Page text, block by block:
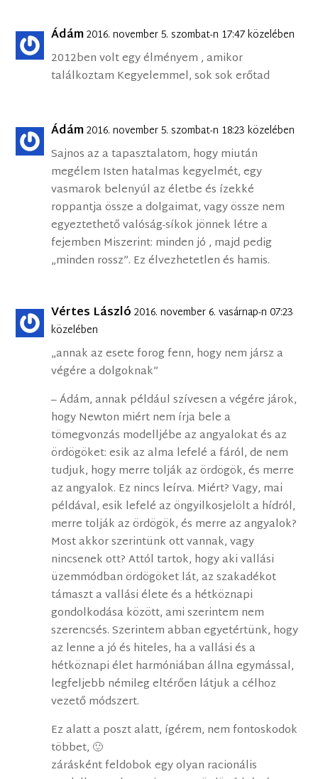
Ádám2016. november 5. szombat-n 17:47 közelében
2012ben volt egy élményem , amikor
találkoztam Kegyelemmel, sok sok erőtad
Ádám2016. november 5. szombat-n 18:23 közelében
Sajnos az a tapasztalatom, hogy miután
megélem Isten hatalmas kegyelmét, egy
vasmarok belenyúl az életbe és ízekké
roppantja össze a dolgaimat, vagy össze nem
egyeztethető valóság-síkok jönnek létre a
fejemben Miszerint: minden jó , majd pedig
„minden rossz”. Ez élvezhetetlen és hamis.
Vértes László 2016. november 6. vasárnap-n 07:23
közelében
„annak az esete forog fenn, hogy nem jársz a
végére a dolgoknak”
– Ádám, annak például szívesen a végére járok,
hogy Newton miért nem írja bele a
tömegvonzás modelljébe az angyalokat és az
ördögöket: esik az alma lefelé a fáról, de nem
tudjuk, hogy merre tolják az ördögök, és merre
az angyalok. Ez nincs leírva. Miért? Vagy, mai
példával, esik lefelé az öngyilkosjelölt a hídról,
merre tolják az ördögök, és merre az angyalok?
Most akkor szerintünk ott vannak, vagy
nincsenek ott? Attól tartok, hogy aki vallási
üzemmódban ördögöket lát, az szakadékot
támaszt a vallási élete és a hétköznapi
gondolkodása között, ami szerintem nem
szerencsés. Szerintem abban egyetértünk, hogy
az lenne a jó és hiteles, ha a vallási és a
hétköznapi élet harmóniában állna egymással,
legfeljebb némileg eltérően látjuk a célhoz
vezető módszert.
Ez alatt a poszt alatt, ígérem, nem fontoskodok
többet, 🙂
zárásként feldobok egy olyan racionális